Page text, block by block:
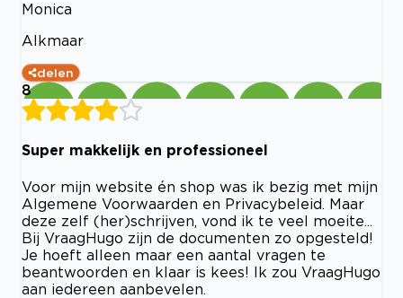
Monica
Alkmaar
delen
8
Super makkelijk en professioneel
Voor mijn website én shop was ik bezig met mijn
Algemene Voorwaarden en Privacybeleid. Maar
deze zelf (her)schrijven, vond ik te veel moeite...
Bij VraagHugo zijn de documenten zo opgesteld!
Je hoeft alleen maar een aantal vragen te
beantwoorden en klaar is kees! Ik zou VraagHugo
aan iedereen aanbevelen.